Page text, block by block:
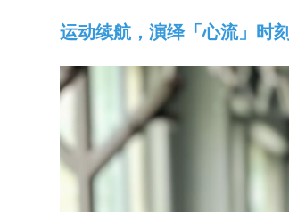
运动续航，演绎「心流」时刻